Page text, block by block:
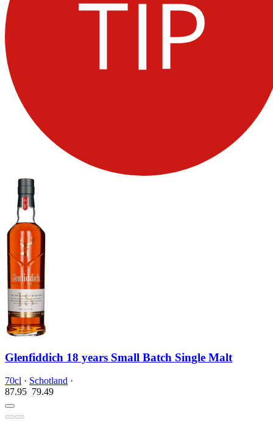
Glenfiddich 18 years Small Batch Single Malt
70cl · Schotland ·
87.95 79.49